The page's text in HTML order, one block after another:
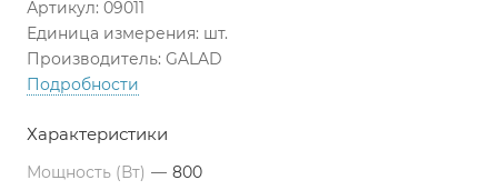
Артикул: 09011
Единица измерения: шт.
Производитель: GALAD
Подробности
Характеристики
Мощность (Вт) — 800